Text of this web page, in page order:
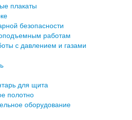
плакаты
безопасности
работам
с давлением и газами
для щита
полотно
оборудование